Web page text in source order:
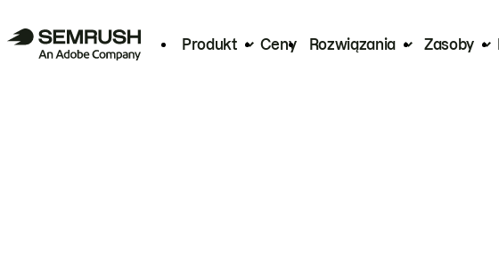
Produkt Ceny Rozwiązania Zasoby